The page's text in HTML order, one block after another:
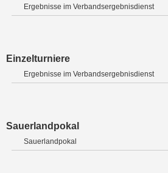
Ergebnisse im Verbandsergebnisdienst
Einzelturniere
Ergebnisse im Verbandsergebnisdienst
Sauerlandpokal
Sauerlandpokal